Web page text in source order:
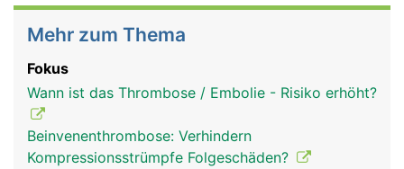
Mehr zum Thema
Fokus
Wann ist das Thrombose / Embolie - Risiko erhöht?
Beinvenenthrombose: Verhindern
Kompressionsstrümpfe Folgeschäden?